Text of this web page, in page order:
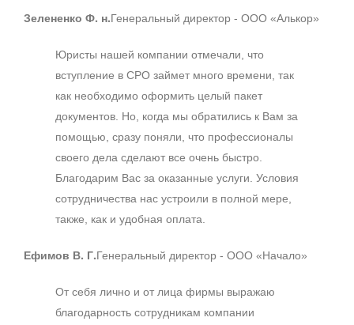
Зелененко Ф. н.Генеральный директор - ООО «Алькор»
Юристы нашей компании отмечали, что
вступление в СРО займет много времени, так
как необходимо оформить целый пакет
документов. Но, когда мы обратились к Вам за
помощью, сразу поняли, что профессионалы
своего дела сделают все очень быстро.
Благодарим Вас за оказанные услуги. Условия
сотрудничества нас устроили в полной мере,
также, как и удобная оплата.
Ефимов В. Г.Генеральный директор - ООО «Начало»
От себя лично и от лица фирмы выражаю
благодарность сотрудникам компании